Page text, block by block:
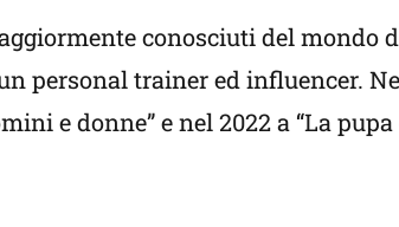
conosciuti del mondo
personal trainer ed influencer.
e donne” e nel 2022 a “La pupa